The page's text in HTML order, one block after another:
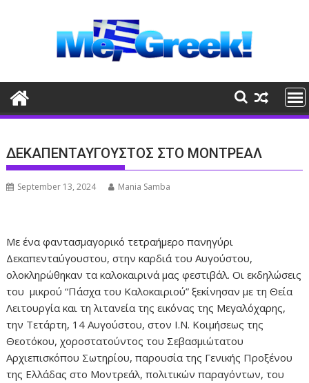
ΔΕΚΑΠΕΝΤΑΥΓΟΥΣΤΟΣ ΣΤΟ ΜΟΝΤΡΕΑΛ
September 13, 2024 Mania Samba
Με ένα φαντασμαγορικό τετραήμερο πανηγύρι
Δεκαπενταύγουστου, στην καρδιά του Αυγούστου,
ολοκληρώθηκαν τα καλοκαιρινά μας φεστιβάλ. Οι εκδηλώσεις
του μικρού “Πάσχα του Καλοκαιριού” ξεκίνησαν με τη Θεία
Λειτουργία και τη λιτανεία της εικόνας της Μεγαλόχαρης,
την Τετάρτη, 14 Αυγούστου, στον Ι.Ν. Κοιμήσεως της
Θεοτόκου, χοροστατούντος του Σεβασμιώτατου
Αρχιεπισκόπου Σωτηρίου, παρουσία της Γενικής Προξένου
της Ελλάδας στο Μοντρεάλ, πολιτικών παραγόντων, του